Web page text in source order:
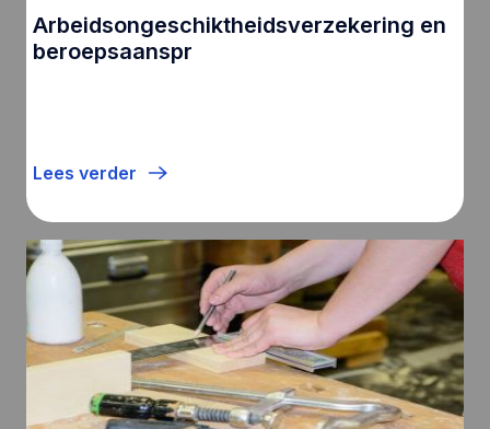
Arbeidsongeschiktheidsverzekering en
beroepsaanspr
Lees verder